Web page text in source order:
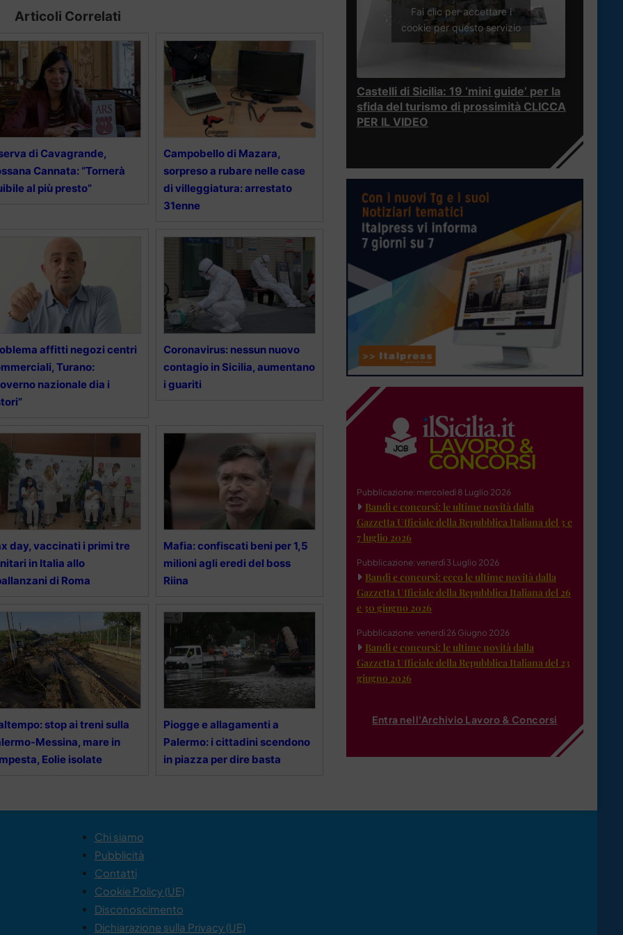
Articoli Correlati
di Cavagrande,
Cannata: “Tornerà
al più presto”
Campobello di Mazara,
sorpreso a rubare nelle case
di villeggiatura: arrestato
31enne
affitti negozi centri
Turano:
nazionale dia i
Coronavirus: nessun nuovo
contagio in Sicilia, aumentano
i guariti
day, vaccinati i primi tre
in Italia allo
di Roma
Mafia: confiscati beni per 1,5
milioni agli eredi del boss
Riina
stop ai treni sulla
Messina, mare in
Eolie isolate
Piogge e allagamenti a
Palermo: i cittadini scendono
in piazza per dire basta
Fai clic per accettare i
cookie per questo servizio
Castelli di Sicilia: 19 ‘mini guide’ per la
sfida del turismo di prossimità CLICCA
PER IL VIDEO
Pubblicazione: mercoledì 8 Luglio 2026
Bandi e concorsi: le ultime novità dalla
Gazzetta Ufficiale della Repubblica Italiana del 3 e
7 luglio 2026
Pubblicazione: venerdì 3 Luglio 2026
Bandi e concorsi: ecco le ultime novità dalla
Gazzetta Ufficiale della Repubblica Italiana del 26
e 30 giugno 2026
Pubblicazione: venerdì 26 Giugno 2026
Bandi e concorsi: le ultime novità dalla
Gazzetta Ufficiale della Repubblica Italiana del 23
giugno 2026
Entra nell'Archivio Lavoro & Concorsi
Chi siamo
Pubblicità
Contatti
Cookie Policy (UE)
Disconoscimento
Dichiarazione sulla Privacy (UE)